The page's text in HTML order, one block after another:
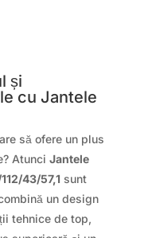
și
cu Jantele
să ofere un plus
Atunci Jantele
43/57,1 sunt
un design
tehnice de top,